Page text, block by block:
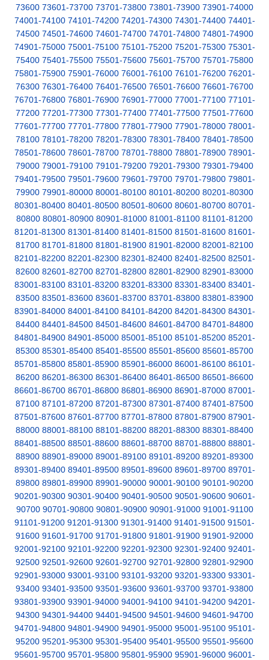
73600 73601-73700 73701-73800 73801-73900 73901-74000
74001-74100 74101-74200 74201-74300 74301-74400 74401-
74500 74501-74600 74601-74700 74701-74800 74801-74900
74901-75000 75001-75100 75101-75200 75201-75300 75301-
75400 75401-75500 75501-75600 75601-75700 75701-75800
75801-75900 75901-76000 76001-76100 76101-76200 76201-
76300 76301-76400 76401-76500 76501-76600 76601-76700
76701-76800 76801-76900 76901-77000 77001-77100 77101-
77200 77201-77300 77301-77400 77401-77500 77501-77600
77601-77700 77701-77800 77801-77900 77901-78000 78001-
78100 78101-78200 78201-78300 78301-78400 78401-78500
78501-78600 78601-78700 78701-78800 78801-78900 78901-
79000 79001-79100 79101-79200 79201-79300 79301-79400
79401-79500 79501-79600 79601-79700 79701-79800 79801-
79900 79901-80000 80001-80100 80101-80200 80201-80300
80301-80400 80401-80500 80501-80600 80601-80700 80701-
80800 80801-80900 80901-81000 81001-81100 81101-81200
81201-81300 81301-81400 81401-81500 81501-81600 81601-
81700 81701-81800 81801-81900 81901-82000 82001-82100
82101-82200 82201-82300 82301-82400 82401-82500 82501-
82600 82601-82700 82701-82800 82801-82900 82901-83000
83001-83100 83101-83200 83201-83300 83301-83400 83401-
83500 83501-83600 83601-83700 83701-83800 83801-83900
83901-84000 84001-84100 84101-84200 84201-84300 84301-
84400 84401-84500 84501-84600 84601-84700 84701-84800
84801-84900 84901-85000 85001-85100 85101-85200 85201-
85300 85301-85400 85401-85500 85501-85600 85601-85700
85701-85800 85801-85900 85901-86000 86001-86100 86101-
86200 86201-86300 86301-86400 86401-86500 86501-86600
86601-86700 86701-86800 86801-86900 86901-87000 87001-
87100 87101-87200 87201-87300 87301-87400 87401-87500
87501-87600 87601-87700 87701-87800 87801-87900 87901-
88000 88001-88100 88101-88200 88201-88300 88301-88400
88401-88500 88501-88600 88601-88700 88701-88800 88801-
88900 88901-89000 89001-89100 89101-89200 89201-89300
89301-89400 89401-89500 89501-89600 89601-89700 89701-
89800 89801-89900 89901-90000 90001-90100 90101-90200
90201-90300 90301-90400 90401-90500 90501-90600 90601-
90700 90701-90800 90801-90900 90901-91000 91001-91100
91101-91200 91201-91300 91301-91400 91401-91500 91501-
91600 91601-91700 91701-91800 91801-91900 91901-92000
92001-92100 92101-92200 92201-92300 92301-92400 92401-
92500 92501-92600 92601-92700 92701-92800 92801-92900
92901-93000 93001-93100 93101-93200 93201-93300 93301-
93400 93401-93500 93501-93600 93601-93700 93701-93800
93801-93900 93901-94000 94001-94100 94101-94200 94201-
94300 94301-94400 94401-94500 94501-94600 94601-94700
94701-94800 94801-94900 94901-95000 95001-95100 95101-
95200 95201-95300 95301-95400 95401-95500 95501-95600
95601-95700 95701-95800 95801-95900 95901-96000 96001-